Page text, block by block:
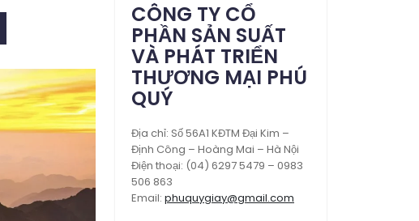
CÔNG TY CỔ
PHẦN SẢN SUẤT
VÀ PHÁT TRIỂN
THƯƠNG MẠI PHÚ
QUÝ
Địa chỉ: Số 56A1 KĐTM Đại Kim –
Định Công – Hoàng Mai – Hà Nội
Điện thoại: (04) 6297 5479 – 0983
506 863
Email: phuquygiay@gmail.com